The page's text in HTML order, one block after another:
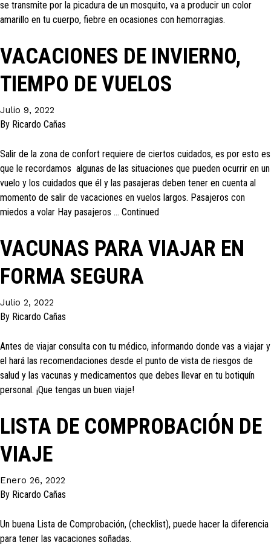
se transmite por la picadura de un mosquito, va a producir un color
amarillo en tu cuerpo, fiebre en ocasiones con hemorragias.
VACACIONES DE INVIERNO,
TIEMPO DE VUELOS
Julio 9, 2022
By Ricardo Cañas
Salir de la zona de confort requiere de ciertos cuidados, es por esto es
que le recordamos algunas de las situaciones que pueden ocurrir en un
vuelo y los cuidados que él y las pasajeras deben tener en cuenta al
momento de salir de vacaciones en vuelos largos. Pasajeros con
miedos a volar Hay pasajeros … Continued
VACUNAS PARA VIAJAR EN
FORMA SEGURA
Julio 2, 2022
By Ricardo Cañas
Antes de viajar consulta con tu médico, informando donde vas a viajar y
el hará las recomendaciones desde el punto de vista de riesgos de
salud y las vacunas y medicamentos que debes llevar en tu botiquín
personal. ¡Que tengas un buen viaje!
LISTA DE COMPROBACIÓN DE
VIAJE
Enero 26, 2022
By Ricardo Cañas
Un buena Lista de Comprobación, (checklist), puede hacer la diferencia
para tener las vacaciones soñadas.